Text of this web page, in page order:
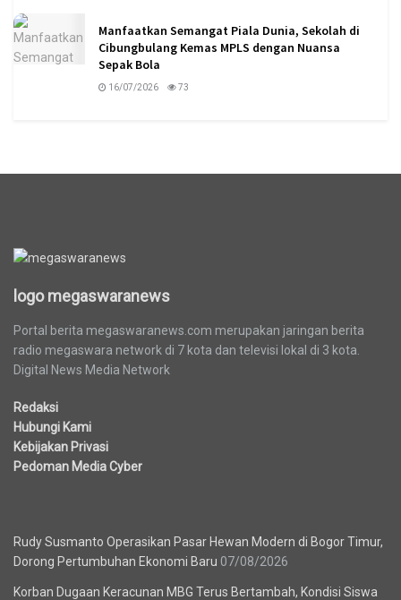
Manfaatkan Semangat Piala Dunia, Sekolah di
Cibungbulang Kemas MPLS dengan Nuansa
Sepak Bola
16/07/2026 73
logo megaswaranews
Portal berita megaswaranews.com merupakan jaringan berita
radio megaswara network di 7 kota dan televisi lokal di 3 kota.
Digital News Media Network
Redaksi
Hubungi Kami
Kebijakan Privasi
Pedoman Media Cyber
Rudy Susmanto Operasikan Pasar Hewan Modern di Bogor Timur,
Dorong Pertumbuhan Ekonomi Baru 07/08/2026
Korban Dugaan Keracunan MBG Terus Bertambah, Kondisi Siswa